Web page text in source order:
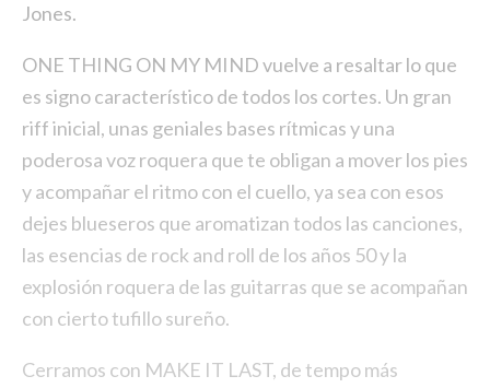
Jones.
ONE THING ON MY MIND vuelve a resaltar lo que
es signo característico de todos los cortes. Un gran
riff inicial, unas geniales bases rítmicas y una
poderosa voz roquera que te obligan a mover los pies
y acompañar el ritmo con el cuello, ya sea con esos
dejes blueseros que aromatizan todos las canciones,
las esencias de rock and roll de los años 50 y la
explosión roquera de las guitarras que se acompañan
con cierto tufillo sureño.
Cerramos con MAKE IT LAST, de tempo más